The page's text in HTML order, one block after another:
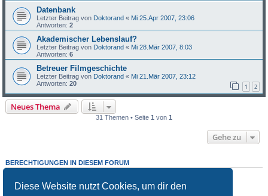
Diese Website nutzt Cookies, um dir den
Datenbank
Letzter Beitrag von Doktorand « Mi 25.Apr 2007, 23:06
Antworten:2
Akademischer Lebenslauf?
Letzter Beitrag von Doktorand « Mi 28.Mär 2007, 8:03
Antworten:6
Betreuer Filmgeschichte
Letzter Beitrag von Doktorand « Mi 21.Mär 2007, 23:12
Antworten:20 1 2
Neues Thema
31 Themen • Seite 1 von 1
Gehe zu
BERECHTIGUNGEN IN DIESEM FORUM
Du darfst
keine Antworten zu Themen in diesem Forum erstellen.
Du darfst deine Beiträge in diesem Forumnichtändern.